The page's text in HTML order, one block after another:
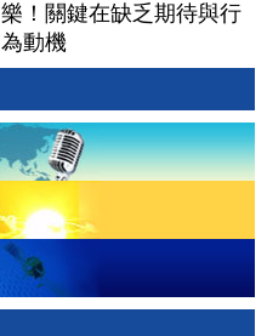
樂！關鍵在缺乏期待與行
為動機